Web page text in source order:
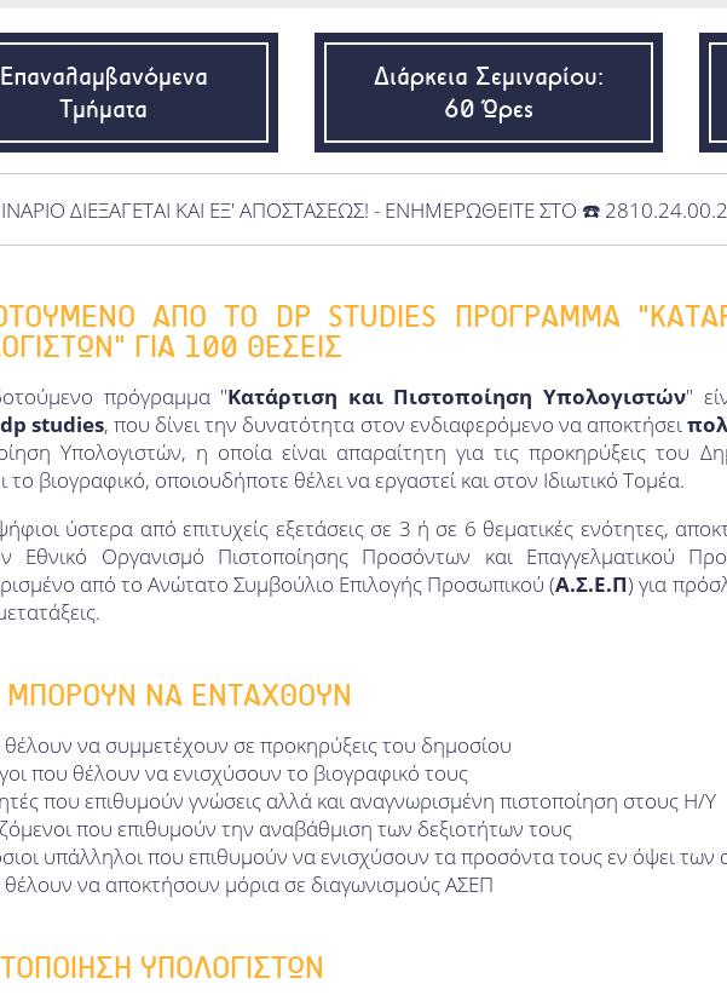
Επαναλαμβανόμενα
Τμήματα
Διάρκεια Σεμιναρίου:
60 Ώρες
ΔΙΕΞΑΓΕΤΑΙ ΚΑΙ ΕΞ' ΑΠΟΣΤΑΣΕΩΣ! - ΕΝΗΜΕΡΩΘΕΙΤΕ ΣΤΟ ☎️
ΑΠΟ ΤΟ DP STUDIES ΠΡΟΓΡΑΜΜΑ
ΓΙΑ 100 ΘΕΣΕΙΣ
πρόγραμμα "Κατάρτιση και Πιστοποίηση Υπολογιστών"
dp studies, που δίνει την δυνατότητα στον ενδιαφερόμενο να αποκτήσει
Υπολογιστών, η οποία είναι απαραίτητη για τις προκηρύξεις του
το βιογραφικό, οποιουδήποτε θέλει να εργαστεί και στον Ιδιωτικό Τομέα.
ύστερα από επιτυχείς εξετάσεις σε 3 ή σε 6 θεματικές ενότητες,
Εθνικό Οργανισμό Πιστοποίησης Προσόντων και Επαγγελματικού
από το Ανώτατο Συμβούλιο Επιλογής Προσωπικού (Α.Σ.Ε.Π) για
ΜΠΟΡΟΥΝ ΝΑ ΕΝΤΑΧΘΟΥΝ
να συμμετέχουν σε προκηρύξεις του δημοσίου
που θέλουν να ενισχύσουν το βιογραφικό τους
που επιθυμούν γνώσεις αλλά και αναγνωρισμένη πιστοποίηση στους Η/Υ
που επιθυμούν την αναβάθμιση των δεξιοτήτων τους
υπάλληλοι που επιθυμούν να ενισχύσουν τα προσόντα τους εν όψει των
να αποκτήσουν μόρια σε διαγωνισμούς ΑΣΕΠ
ΥΠΟΛΟΓΙΣΤΩΝ